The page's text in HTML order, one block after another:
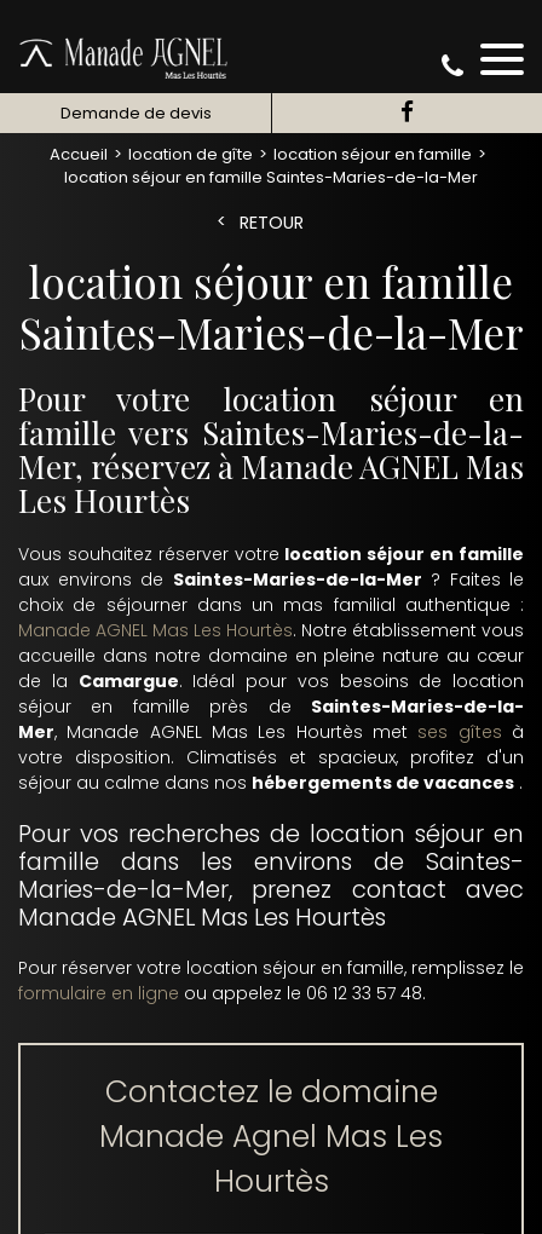
Demande de devis
Accueil
location de gîte
location séjour en famille
location séjour en famille Saintes-Maries-de-la-Mer
RETOUR
location séjour en famille
Saintes-Maries-de-la-Mer
Pour votre location séjour en
famille vers Saintes-Maries-de-la-
Mer, réservez à Manade AGNEL Mas
Les Hourtès
Vous souhaitez réserver votre location séjour en famille
aux environs de Saintes-Maries-de-la-Mer ? Faites le
choix de séjourner dans un mas familial authentique :
Manade AGNEL Mas Les Hourtès. Notre établissement vous
accueille dans notre domaine en pleine nature au cœur
de la Camargue. Idéal pour vos besoins de location
séjour en famille près de Saintes-Maries-de-la-
Mer, Manade AGNEL Mas Les Hourtès met ses gîtes à
votre disposition. Climatisés et spacieux, profitez d'un
séjour au calme dans nos hébergements de vacances .
Pour vos recherches de location séjour en
famille dans les environs de Saintes-
Maries-de-la-Mer, prenez contact avec
Manade AGNEL Mas Les Hourtès
Pour réserver votre location séjour en famille, remplissez le
formulaire en ligne ou appelez le 06 12 33 57 48.
Contactez le domaine
Manade Agnel Mas Les
Hourtès